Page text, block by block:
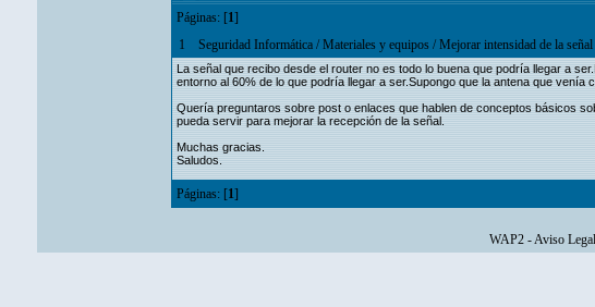
Páginas: [1]
1
Seguridad Informática /Materiales y equipos /Mejorar intensidad de la señal
La señal que recibo desde el router no es todo lo buena que podría llegar a
entorno al 60% de lo que podría llegar a ser.Supongo que la antena que venía
Quería preguntaros sobre post o enlaces que hablen de conceptos básicos
pueda servir para mejorar la recepción de la señal.
Muchas gracias.
Saludos.
Páginas: [1]
WAP2-Aviso Legal